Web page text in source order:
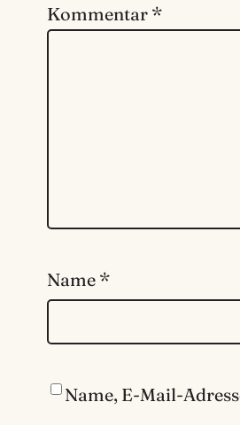
Kommentar *
Name *
Name, E-Mail-